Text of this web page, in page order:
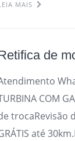
MAIS
de
COM
trocaRevisão
até